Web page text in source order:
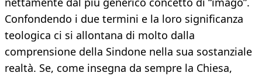
Confondendo i due termini e la loro significanza
teologica ci si allontana di molto dalla
comprensione della Sindone nella sua sostanziale
realtà. Se, come insegna da sempre la Chiesa,